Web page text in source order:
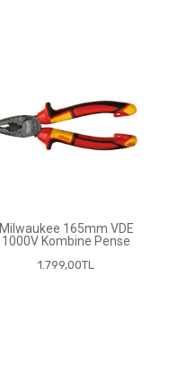
Milwaukee 165mm VDE
1000V Kombine Pense
1.799,00TL